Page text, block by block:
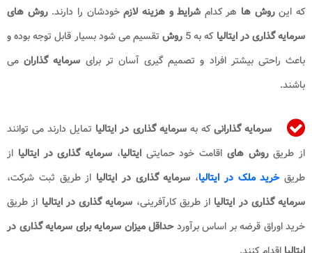
که اینروش ها هر کدام شرایط و هزینه لازمخودشان را دارند.روش های
سرمایه گذاری در ایتالیا​ که به 5 روشتقسیم می شود بسیار قابل توجه بوده و
باعث راحتی بیشتر افراد و تصمیم گیری آسان تر برای سرمایه گذارانمی
باشند.
سرمایه گذارانیکه بهسرمایه گذاری در ایتالیا تمایل دارند می توانند
از طریقروش های اقامت خود حمایتیایتالیا، سرمایه گذاری در ایتالیا از
طریقخرید ملک در ایتالیا، سرمایه گذاری در ایتالیا از طریق ثبت شرکت،
سرمایه گذاری در ایتالیا از طریق کارآفرینی، سرمایه گذاری در ایتالیا از طریق
خرید اوراق قرضه بر اساس برآوردحداقل میزان سرمایه برای سرمایه گذاری در